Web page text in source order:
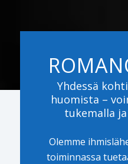
Yhdessä
huomista –
tukemalla
Olemme
toiminnassa